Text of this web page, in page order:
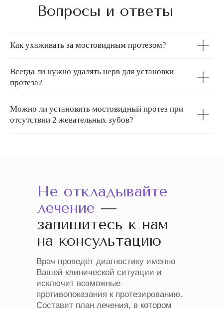
Вопросы и ответы
Как ухаживать за мостовидным протезом?
Всегда ли нужно удалять нерв для установки
протеза?
Можно ли установить мостовидный протез при
отсутствии 2 жевательных зубов?
Не откладывайте
лечение —
запишитесь к нам
на консультацию
Врач проведёт диагностику именно
Вашей клинической ситуации и
исключит возможные
противопоказания к протезированию.
Составит план лечения, в котором